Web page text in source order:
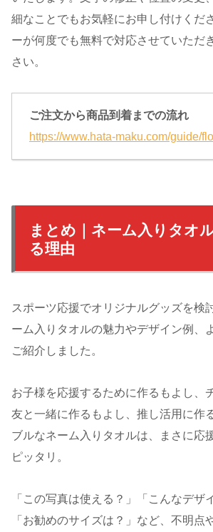
細なことでもお気軽にお申し付けくだ
ーが何度でも無料で対応させていただ
さい。
ご注文から商品到着までの流れ
https://www.hata-maku.com/guide/
まとめ｜ネーム入りタオ
る理由
スポーツ応援でオリジナルグッズを検
ーム入りタオルの魅力やデザイン例、
ご紹介しました。
お子様を応援するために作るもよし、
友と一緒に作るもよし、推し活用に作
ブルなネーム入りタオルは、まさに応
ピッタリ。
「この写真は使える？」「こんなデザ
「お勧めのサイズは？」など、不明点